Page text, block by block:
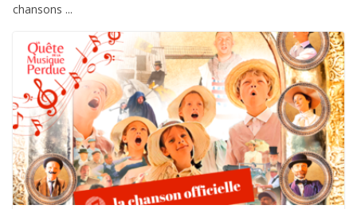
chansons ...